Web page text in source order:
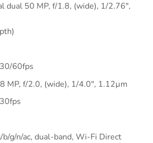
dual 50 MP, f/1.8, (wide), 1/2.76″,
60fps
MP, f/2.0, (wide), 1/4.0″, 1.12µm
g/n/ac, dual-band, Wi-Fi Direct